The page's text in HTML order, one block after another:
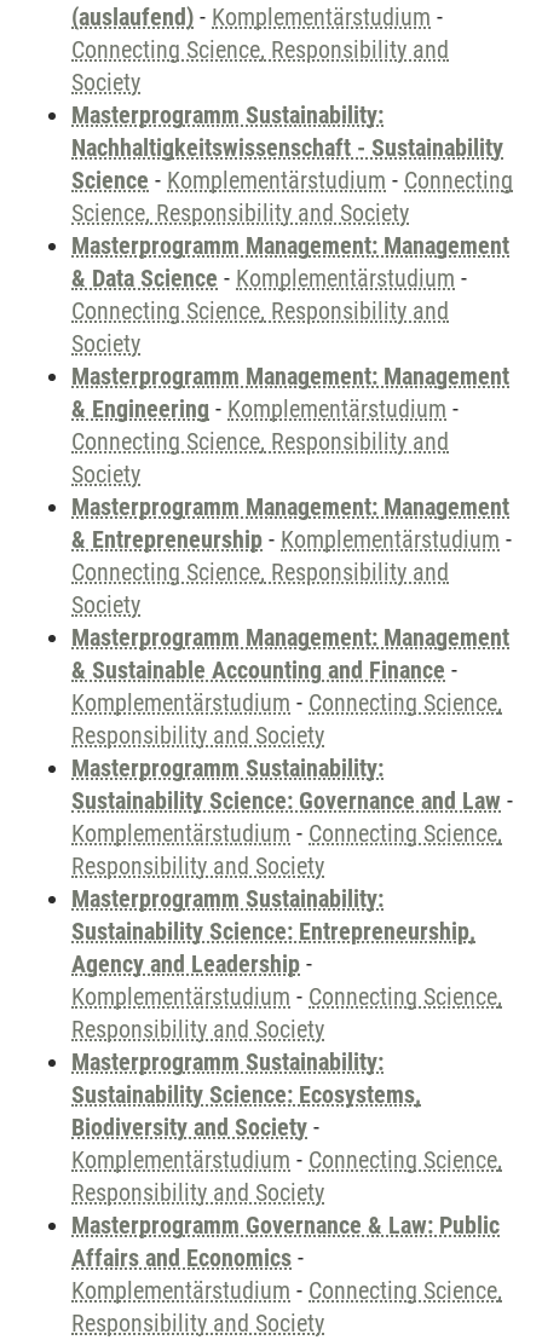
(auslaufend) - Komplementärstudium -
Connecting Science, Responsibility and
Society
Masterprogramm Sustainability:
Nachhaltigkeitswissenschaft - Sustainability
Science - Komplementärstudium - Connecting
Science, Responsibility and Society
Masterprogramm Management: Management
& Data Science - Komplementärstudium -
Connecting Science, Responsibility and
Society
Masterprogramm Management: Management
& Engineering - Komplementärstudium -
Connecting Science, Responsibility and
Society
Masterprogramm Management: Management
& Entrepreneurship - Komplementärstudium -
Connecting Science, Responsibility and
Society
Masterprogramm Management: Management
& Sustainable Accounting and Finance -
Komplementärstudium - Connecting Science,
Responsibility and Society
Masterprogramm Sustainability:
Sustainability Science: Governance and Law -
Komplementärstudium - Connecting Science,
Responsibility and Society
Masterprogramm Sustainability:
Sustainability Science: Entrepreneurship,
Agency and Leadership -
Komplementärstudium - Connecting Science,
Responsibility and Society
Masterprogramm Sustainability:
Sustainability Science: Ecosystems,
Biodiversity and Society -
Komplementärstudium - Connecting Science,
Responsibility and Society
Masterprogramm Governance & Law: Public
Affairs and Economics -
Komplementärstudium - Connecting Science,
Responsibility and Society